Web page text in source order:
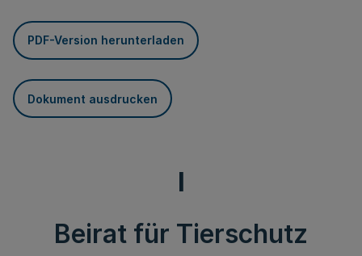
PDF-Version herunterladen
Dokument ausdrucken
I
Beirat für Tierschutz